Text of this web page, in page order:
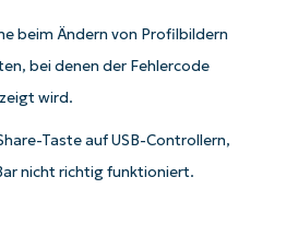
beim Ändern von Profilbildern
bei denen der Fehlercode
wird.
Taste auf USB-Controllern,
nicht richtig funktioniert.